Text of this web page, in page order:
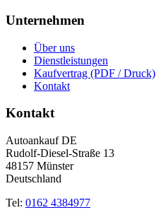
Unternehmen
Über uns
Dienstleistungen
Kaufvertrag (PDF / Druck)
Kontakt
Kontakt
Autoankauf DE
Rudolf-Diesel-Straße 13
48157 Münster
Deutschland
Tel: 0162 4384977